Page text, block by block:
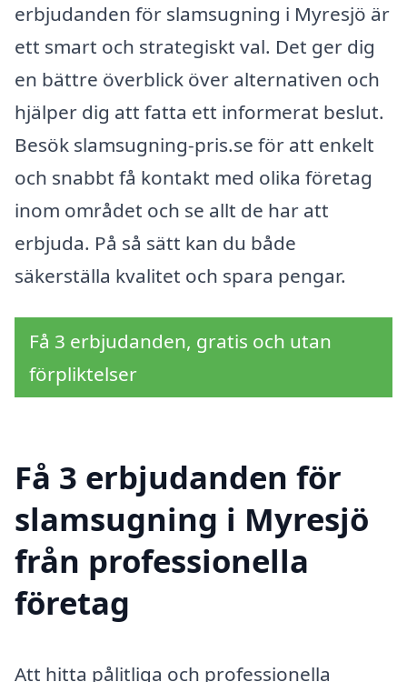
erbjudanden för slamsugning i Myresjö är
ett smart och strategiskt val. Det ger dig
en bättre överblick över alternativen och
hjälper dig att fatta ett informerat beslut.
Besök slamsugning-pris.se för att enkelt
och snabbt få kontakt med olika företag
inom området och se allt de har att
erbjuda. På så sätt kan du både
säkerställa kvalitet och spara pengar.
Få 3 erbjudanden, gratis och utan
förpliktelser
Få 3 erbjudanden för
slamsugning i Myresjö
från professionella
företag
Att hitta pålitliga och professionella